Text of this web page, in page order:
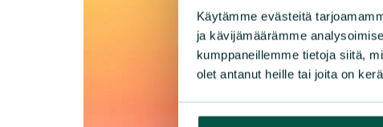
Käytämme evästeitä
ja kävijämäärämme
kumppaneillemme tietoja siitä,
olet antanut heille tai joita on